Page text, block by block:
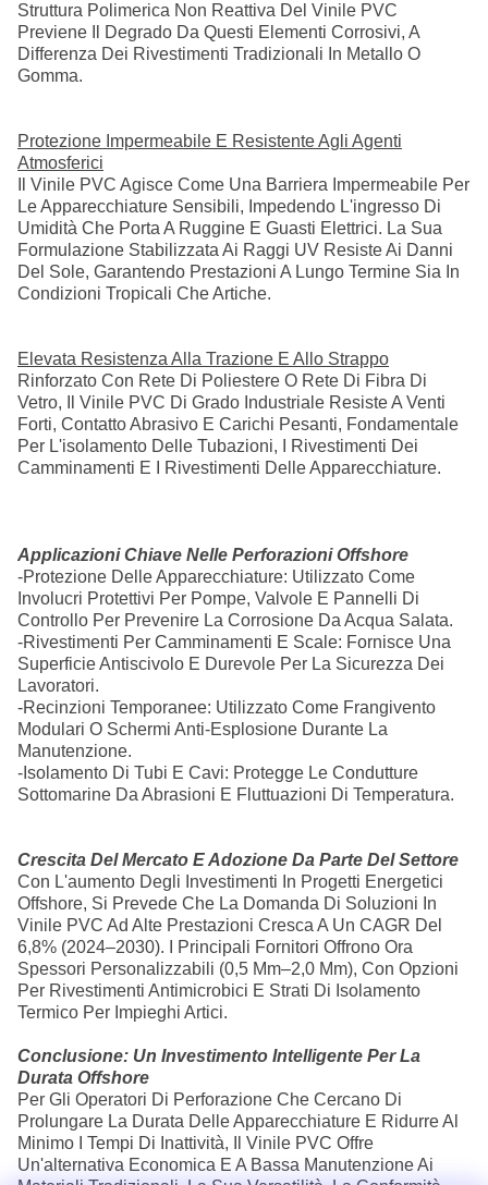
Struttura Polimerica Non Reattiva Del Vinile PVC
Previene Il Degrado Da Questi Elementi Corrosivi, A
Differenza Dei Rivestimenti Tradizionali In Metallo O
Gomma.
Protezione Impermeabile E Resistente Agli Agenti
Atmosferici
Il Vinile PVC Agisce Come Una Barriera Impermeabile Per
Le Apparecchiature Sensibili, Impedendo L'ingresso Di
Umidità Che Porta A Ruggine E Guasti Elettrici. La Sua
Formulazione Stabilizzata Ai Raggi UV Resiste Ai Danni
Del Sole, Garantendo Prestazioni A Lungo Termine Sia In
Condizioni Tropicali Che Artiche.
Elevata Resistenza Alla Trazione E Allo Strappo
Rinforzato Con Rete Di Poliestere O Rete Di Fibra Di
Vetro, Il Vinile PVC Di Grado Industriale Resiste A Venti
Forti, Contatto Abrasivo E Carichi Pesanti, Fondamentale
Per L'isolamento Delle Tubazioni, I Rivestimenti Dei
Camminamenti E I Rivestimenti Delle Apparecchiature.
Applicazioni Chiave Nelle Perforazioni Offshore
-Protezione Delle Apparecchiature: Utilizzato Come
Involucri Protettivi Per Pompe, Valvole E Pannelli Di
Controllo Per Prevenire La Corrosione Da Acqua Salata.
-Rivestimenti Per Camminamenti E Scale: Fornisce Una
Superficie Antiscivolo E Durevole Per La Sicurezza Dei
Lavoratori.
-Recinzioni Temporanee: Utilizzato Come Frangivento
Modulari O Schermi Anti-Esplosione Durante La
Manutenzione.
-Isolamento Di Tubi E Cavi: Protegge Le Condutture
Sottomarine Da Abrasioni E Fluttuazioni Di Temperatura.
Crescita Del Mercato E Adozione Da Parte Del Settore
Con L'aumento Degli Investimenti In Progetti Energetici
Offshore, Si Prevede Che La Domanda Di Soluzioni In
Vinile PVC Ad Alte Prestazioni Cresca A Un CAGR Del
6,8% (2024–2030). I Principali Fornitori Offrono Ora
Spessori Personalizzabili (0,5 Mm–2,0 Mm), Con Opzioni
Per Rivestimenti Antimicrobici E Strati Di Isolamento
Termico Per Impieghi Artici.
Conclusione: Un Investimento Intelligente Per La
Durata Offshore
Per Gli Operatori Di Perforazione Che Cercano Di
Prolungare La Durata Delle Apparecchiature E Ridurre Al
Minimo I Tempi Di Inattività, Il Vinile PVC Offre
Un'alternativa Economica E A Bassa Manutenzione Ai